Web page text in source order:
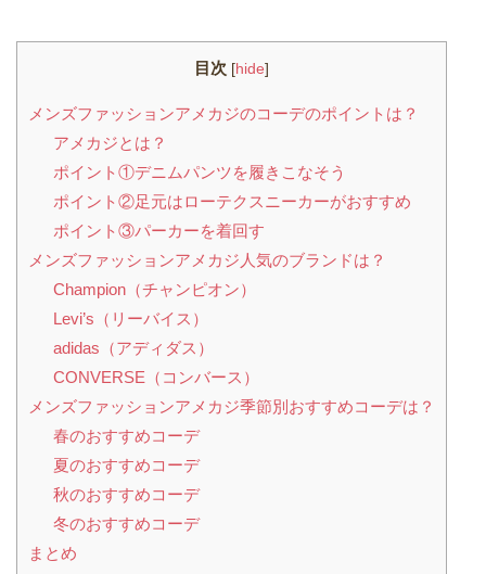
目次 [hide]
メンズファッションアメカジのコーデのポイントは？
アメカジとは？
ポイント①デニムパンツを履きこなそう
ポイント②足元はローテクスニーカーがおすすめ
ポイント③パーカーを着回す
メンズファッションアメカジ人気のブランドは？
Champion（チャンピオン）
Levi’s（リーバイス）
adidas（アディダス）
CONVERSE（コンバース）
メンズファッションアメカジ季節別おすすめコーデは？
春のおすすめコーデ
夏のおすすめコーデ
秋のおすすめコーデ
冬のおすすめコーデ
まとめ